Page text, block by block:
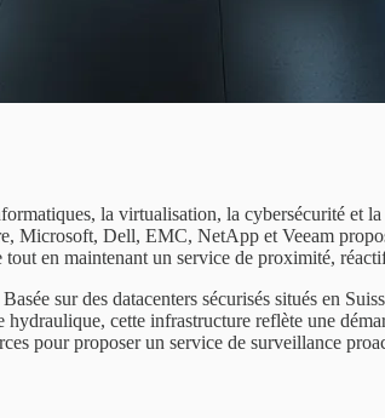
la virtualisation, la cybersécurité et
Microsoft, Dell, EMC, NetApp et Veeam
en maintenant un service de proximité,
Basée sur des datacenters sécurisés situés en
cette infrastructure reflète une
pour proposer un service de surveillance